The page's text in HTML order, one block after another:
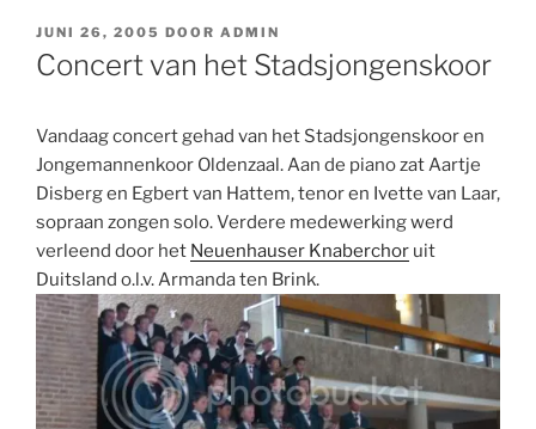
GEPLAATST
OP
JUNI 26, 2005 DOOR ADMIN
Concert van het Stadsjongenskoor
Vandaag concert gehad van het Stadsjongenskoor en
Jongemannenkoor Oldenzaal. Aan de piano zat Aartje
Disberg en Egbert van Hattem, tenor en Ivette van Laar,
sopraan zongen solo. Verdere medewerking werd
verleend door het Neuenhauser Knaberchor uit
Duitsland o.l.v. Armanda ten Brink.